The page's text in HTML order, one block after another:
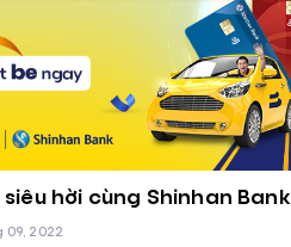
hời cùng Shinhan Bank
09, 2022